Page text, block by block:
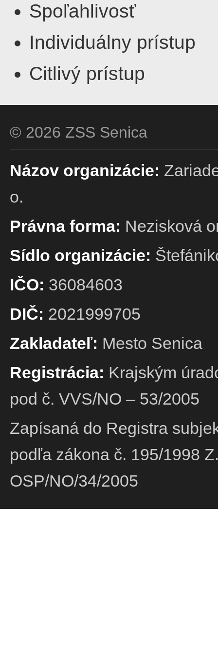
Spoľahlivosť
Individuálny prístup
Citlivý prístup
© 2026 ZSS Senica
Názov organizácie:
o.
Právna forma: Nezisková
Sídlo organizácie:
IČO: 36084603
DIČ: 2021999705
Zakladateľ: Mesto Senica
Registrácia: Krajským
pod č. VVS/NO – 53/2005
Zapísaná do Registra
podľa zákona č. 195/1998
OSP/NO/34/2005